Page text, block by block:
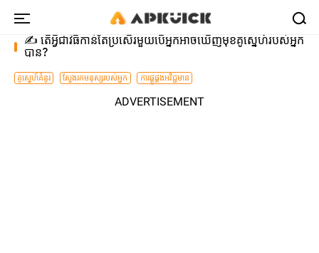
✍️ តើអ្វីជាវិធីកាន់តែប្រសើរមួយបើអ្នកអាចឃើញមុខគូស្នេហ៍របស់អ្នក
បាន?
គូស្នេហ៍គំនូរ ស្វែងរកមនុស្សរបស់អ្នក ការផ្គូផ្គងអវិជ្ជមាន
ADVERTISEMENT